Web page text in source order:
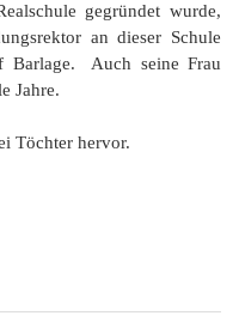
gegründet wurde,
an dieser Schule
Barlage. Auch seine Frau
Jahre.
Töchter hervor.